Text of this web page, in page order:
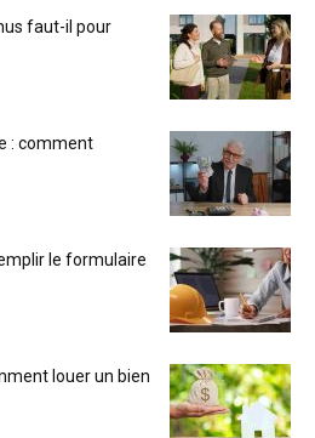
faut-il pour
: comment
le formulaire
louer un bien